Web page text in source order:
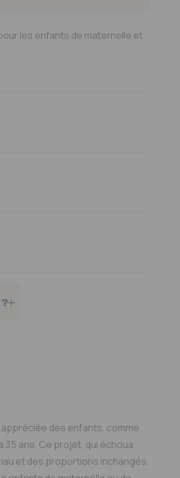
les enfants de maternelle et
des enfants, comme
ans. Ce projet, qui échoua
et des proportions inchangés,